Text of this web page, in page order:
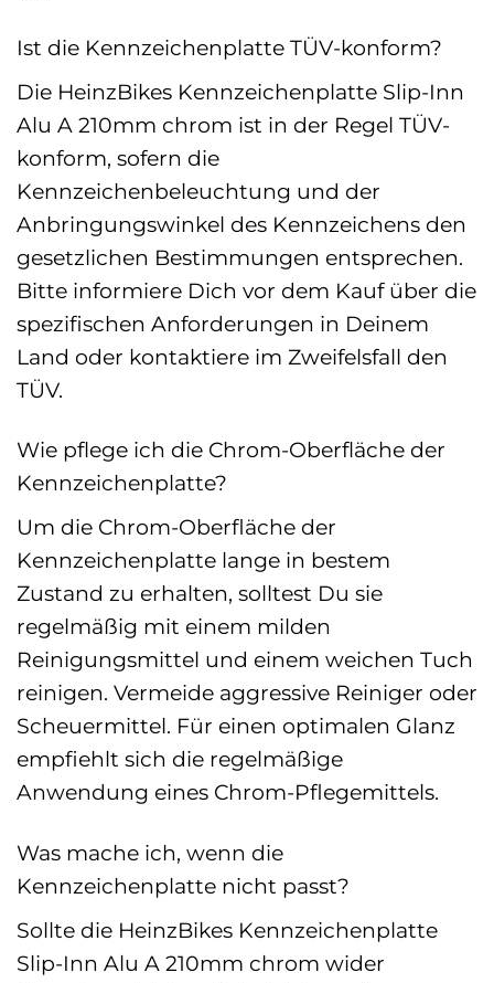
Ist die Kennzeichenplatte TÜV-konform?
Die HeinzBikes Kennzeichenplatte Slip-Inn
Alu A 210mm chrom ist in der Regel TÜV-
konform, sofern die
Kennzeichenbeleuchtung und der
Anbringungswinkel des Kennzeichens den
gesetzlichen Bestimmungen entsprechen.
Bitte informiere Dich vor dem Kauf über die
spezifischen Anforderungen in Deinem
Land oder kontaktiere im Zweifelsfall den
TÜV.
Wie pflege ich die Chrom-Oberfläche der
Kennzeichenplatte?
Um die Chrom-Oberfläche der
Kennzeichenplatte lange in bestem
Zustand zu erhalten, solltest Du sie
regelmäßig mit einem milden
Reinigungsmittel und einem weichen Tuch
reinigen. Vermeide aggressive Reiniger oder
Scheuermittel. Für einen optimalen Glanz
empfiehlt sich die regelmäßige
Anwendung eines Chrom-Pflegemittels.
Was mache ich, wenn die
Kennzeichenplatte nicht passt?
Sollte die HeinzBikes Kennzeichenplatte
Slip-Inn Alu A 210mm chrom wider